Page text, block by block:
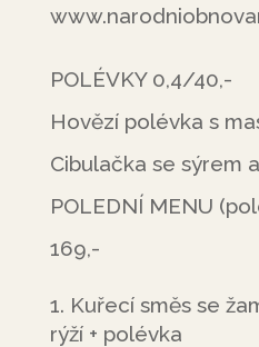
POLÉVKY 0,4/40,-
Hovězí polévka s
Cibulačka se sýrem
POLEDNÍ MENU
169,-
Kuřecí směs se
rýží + polévka